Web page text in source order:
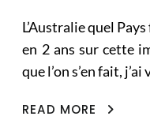
L’Australie quel
en 2 ans sur cette
que l’on s’en fait,
READ MORE
MES